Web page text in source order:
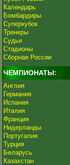
Календарь
Бомбардиры
Суперкубок
Тренеры
Судьи
Стадионы
Сборная России
ЧЕМПИОНАТЫ:
Англия
Германия
Испания
Италия
Франция
Нидерланды
Португалия
Турция
Беларусь
Казахстан